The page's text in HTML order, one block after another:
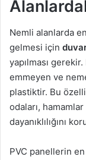
Nemli alanlarda
gelmesi için
yapılması
emmeyen ve
plastiktir. Bu
odaları,
dayanıklılığını
PVC panellerin